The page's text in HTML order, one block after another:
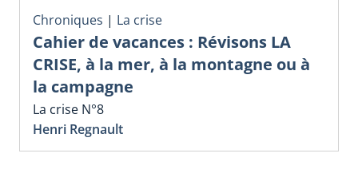
Chroniques | La crise
Cahier de vacances : Révisons LA
CRISE, à la mer, à la montagne ou à
la campagne
La crise N°8
Henri Regnault